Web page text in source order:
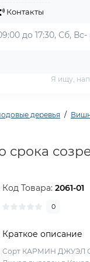
Контакты
до 17:30, Сб,
Я ищу,
деревья
Код Товара:2061-01
0
Краткое описание
Сорт КАРМИН ДЖУЭЛ